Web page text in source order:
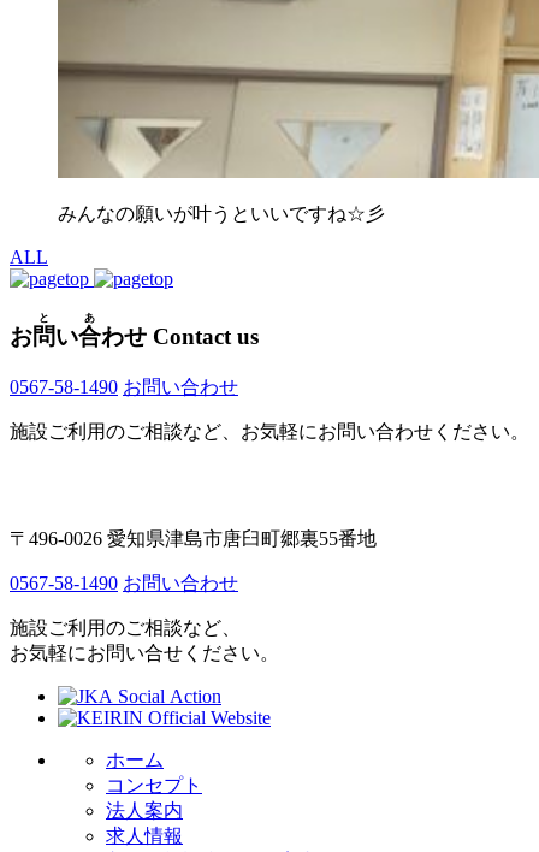
みんなの願いが叶うといいですね☆彡
ALL
お問
と
い合
あ
わせ Contact us
0567-58-1490 お問い合わせ
施設ご利用のご相談など、お気軽にお問い合わせください。
〒496-0026 愛知県津島市唐臼町郷裏55番地
0567-58-1490 お問い合わせ
施設ご利用のご相談など、
お気軽にお問い合せください。
ホーム
コンセプト
法人案内
求人情報